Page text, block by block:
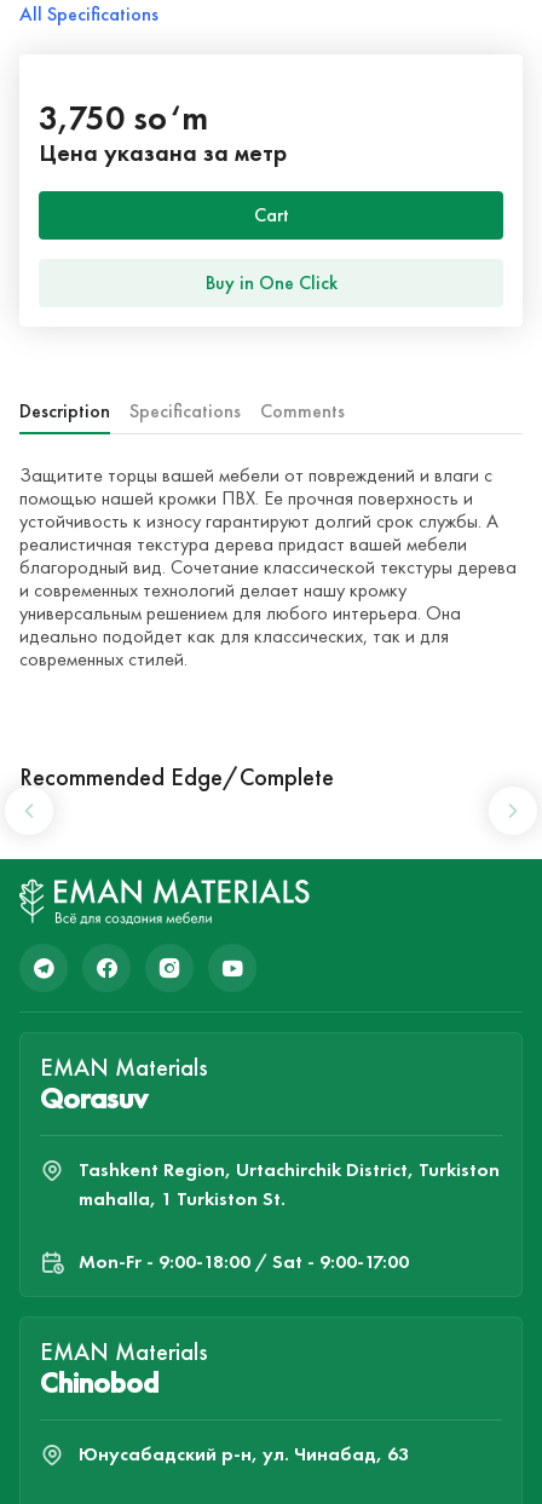
All Specifications
3,750 so‘m
Цена указана за метр
Cart
Buy in One Click
Description Specifications Comments
Защитите торцы вашей мебели от повреждений и влаги с
помощью нашей кромки ПВХ. Ее прочная поверхность и
устойчивость к износу гарантируют долгий срок службы. А
реалистичная текстура дерева придаст вашей мебели
благородный вид. Сочетание классической текстуры дерева
и современных технологий делает нашу кромку
универсальным решением для любого интерьера. Она
идеально подойдет как для классических, так и для
современных стилей.
Recommended Edge/Complete
EMAN Materials
Qorasuv
Tashkent Region, Urtachirchik District, Turkiston
mahalla, 1 Turkiston St.
Mon-Fr - 9:00-18:00 / Sat - 9:00-17:00
EMAN Materials
Chinobod
Юнусабадский р-н, ул. Чинабад, 63